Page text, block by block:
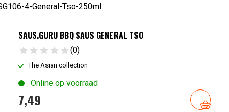
SAUS.GURU BBQ SAUS GENERAL TSO
(0)
The Asian collection
Online op voorraad
7,49